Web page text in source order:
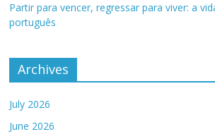
Partir para vencer, regressar para viver: a
português
Archives
July 2026
June 2026